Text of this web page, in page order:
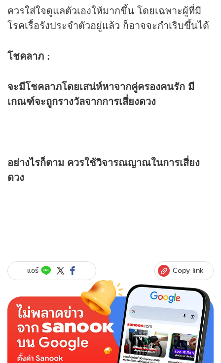
ควรใส่ใจดูแลตัวเองให้มากขึ้น โดยเฉพาะผู้ที่มี
โรคเรื้อรังประจำตัวอยู่แล้ว ก็อาจจะกำเริบขึ้นได้
โชคลาภ :
จะมีโชคลาภโดยเสน่ห์หาจากคู่ครองคนรัก มี
เกณฑ์จะถูกรางวัลจากการเสี่ยงดวง
อย่างไรก็ตาม ควรใช้วิจารณญาณในการเสี่ยง
ดวง
แชร์ Copy link